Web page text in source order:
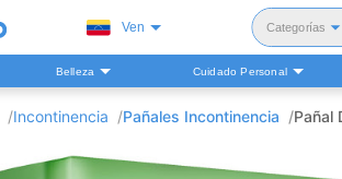
Ven Categorías
Todas
Belleza Cuidado Personal
Incontinencia Pañales Incontinencia Pañal